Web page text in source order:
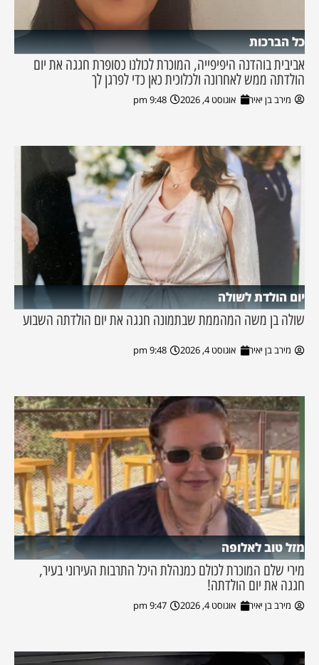
כל הברכות
אביבית בוהדנה היפיפייה, המוכרת לכולנו כסופרת חגגה את יום
הולדתה ממש לאחרונה ולכלוכית כאן כדי לפרגן לך
מירב בן יאיר אוגוסט 4, 2026 9:48 pm
יום הולדת לשולה
שולה בן משה המהממת שבתמונה חגגה את יום הולדתה השבוע
מירב בן יאיר אוגוסט 4, 2026 9:48 pm
מזל טוב לאלופה
מירי שלם המוכרת לכולם כמנהלת היכל התרבות העירוני בעיר,
חגגה את יום הולדתה!
מירב בן יאיר אוגוסט 4, 2026 9:47 pm